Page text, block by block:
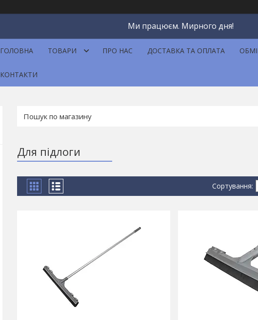
Ми працюєм. Мирного дня!
ГОЛОВНА ТОВАРИ ПРО НАС ДОСТАВКА ТА ОПЛАТА
КОНТАКТИ
Для підлоги